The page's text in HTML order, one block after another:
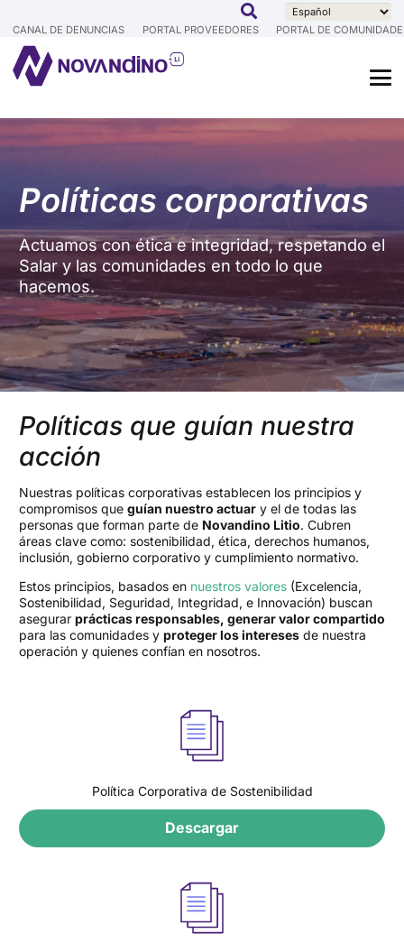
CANAL DE DENUNCIAS PORTAL PROVEEDORES PORTAL DE
Políticas corporativas
Actuamos con ética e integridad, respetando el
Salar y las comunidades en todo lo que
hacemos.
Políticas que guían nuestra
acción
Nuestras políticas corporativas establecen los principios y
compromisos que guían nuestro actuar y el de todas las
personas que forman parte de Novandino Litio. Cubren
áreas clave como: sostenibilidad, ética, derechos humanos,
inclusión, gobierno corporativo y cumplimiento normativo.
Estos principios, basados en nuestros valores (Excelencia,
Sostenibilidad, Seguridad, Integridad, e Innovación) buscan
asegurar prácticas responsables, generar valor compartido
para las comunidades y proteger los intereses de nuestra
operación y quienes confían en nosotros.
Política Corporativa de Sostenibilidad
Descargar